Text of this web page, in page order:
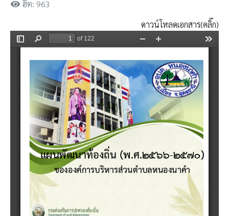
ฮิต: 963
ดาวน์โหลดเอกสาร(คลิ๊ก)